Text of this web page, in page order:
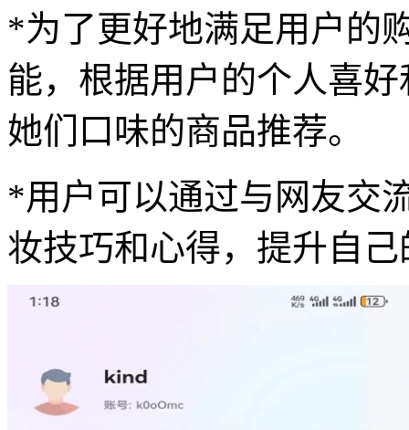
*为了更好地满足用户的
能，根据用户的个人喜
她们口味的商品推荐。
*用户可以通过与网友交
妆技巧和心得，提升自